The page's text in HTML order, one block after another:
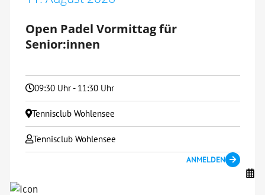
Open Padel Vormittag für
Senior:innen
09:30 Uhr - 11:30 Uhr
Tennisclub Wohlensee
Tennisclub Wohlensee
ANMELDEN